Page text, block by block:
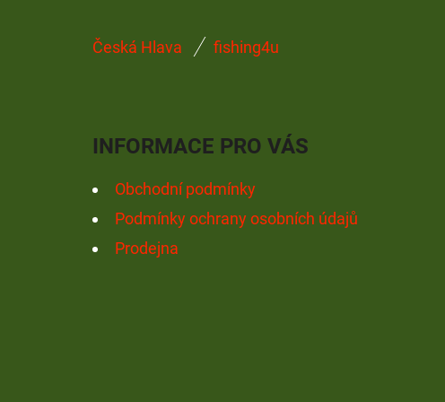
Česká Hlava fishing4u
INFORMACE PRO VÁS
Obchodní podmínky
Podmínky ochrany osobních údajů
Prodejna